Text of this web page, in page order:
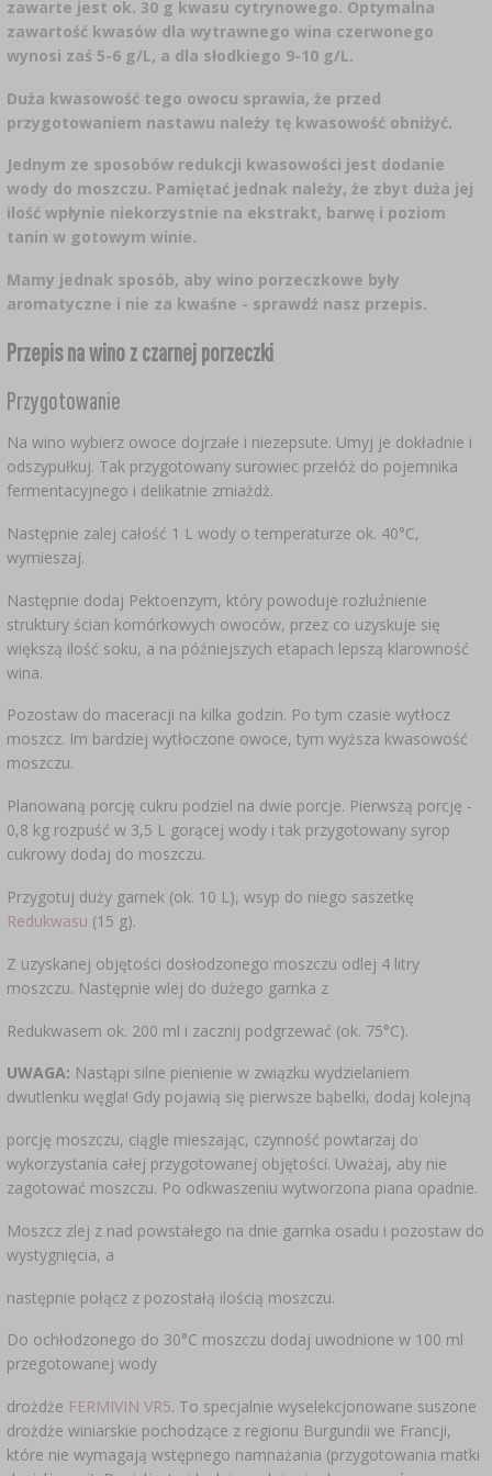
SUBSTANCJE ŻELUJĄCE DŻEMY
ZESTAWY SERWOWARSKIE
DEKORACJE CUKIERNICZE I PRODUKTY DO
PIECZENIA
GARNKI I FORMY RZYMSKIE
MASZYNKI DO MIELENIA
PAKOWANIE PRÓŻNIOWE ›
AKCESORIA DO PEKLOWANIA ›
APLIKATORY, ZACISKARKI
NICI, SZNURKI, SIATKI
OSŁONKI
JELITA
PEKLE, MARYNATY I ZIOŁA ›
KULTURY BAKTERII
LITERATURA WĘDLINIARSTWO
AROMATY DYMU WĘDZARNICZEGO
DROŻDŻE WINIARSKIE
ŚRODKI DODATKOWE ›
PRASY
ROZDRABNIARKI
FILTROWANIE ›
AKCESORIA WINIARSKIE ›
GĄSIORY ›
REGAŁY
LITERATURA
BADANIA WINA
ETYKIETY
DODATKI AROMATYZUJĄCE I PRZYPRAWY
LITERATURA
WĘDZENIE I GRILLOWANIE
KULTURY BAKTERII
JOGURTOWNICE
PRZYPRAWY
RURKI FERMENTACYJNE
AKCESORIA PIWOWARSKIE
KAPSLE
KAPSLOWNICE
BUTELKI
BADANIA PIWA
BECZKI I WORKI ›
KAMIONKA
SOKOWNIKI
BUTELKI
SZYBKOWARY
SUSZARKI DO ŻYWNOŚCI
LEJKI
ETYKIETY
ZACISKARKI
ZAKRĘTKI
BECZKI I KARAFKI
DROŻDŻE GORZELNICZE
WĘGIEL AKTYWNY
ETYKIETY
BADANIA ALKOHOLU
DOMKI I KARMNIKI
NACZYNIA ŻELIWNE
PRZECHOWYWANIE
MŁYNKI I MOŹDZIERZE ›
GADŻETY DOMOWE
zawarte jest ok. 30 g kwasu cytrynowego. Optymalna
zawartość kwasów dla wytrawnego wina czerwonego
wynosi zaś 5-6 g/L, a dla słodkiego 9-10 g/L.
Duża kwasowość tego owocu sprawia, że przed
przygotowaniem nastawu należy tę kwasowość obniżyć.
Jednym ze sposobów redukcji kwasowości jest dodanie
wody do moszczu. Pamiętać jednak należy, że zbyt duża jej
ilość wpłynie niekorzystnie na ekstrakt, barwę i poziom
tanin w gotowym winie.
Mamy jednak sposób, aby wino porzeczkowe były
aromatyczne i nie za kwaśne - sprawdź nasz przepis.
Przepis na wino z czarnej porzeczki
Przygotowanie
Na wino wybierz owoce dojrzałe i niezepsute. Umyj je dokładnie i
odszypułkuj. Tak przygotowany surowiec przełóż do pojemnika
fermentacyjnego i delikatnie zmiażdż.
Następnie zalej całość 1 L wody o temperaturze ok. 40°C,
wymieszaj.
Następnie dodaj Pektoenzym, który powoduje rozluźnienie
struktury ścian komórkowych owoców, przez co uzyskuje się
większą ilość soku, a na późniejszych etapach lepszą klarowność
wina.
Pozostaw do maceracji na kilka godzin. Po tym czasie wytłocz
moszcz. Im bardziej wytłoczone owoce, tym wyższa kwasowość
moszczu.
Planowaną porcję cukru podziel na dwie porcje. Pierwszą porcję -
0,8 kg rozpuść w 3,5 L gorącej wody i tak przygotowany syrop
cukrowy dodaj do moszczu.
Przygotuj duży garnek (ok. 10 L), wsyp do niego saszetkę
Redukwasu (15 g).
Z uzyskanej objętości dosłodzonego moszczu odlej 4 litry
moszczu. Następnie wlej do dużego garnka z
Redukwasem ok. 200 ml i zacznij podgrzewać (ok. 75°C).
UWAGA: Nastąpi silne pienienie w związku wydzielaniem
dwutlenku węgla! Gdy pojawią się pierwsze bąbelki, dodaj kolejną
porcję moszczu, ciągle mieszając, czynność powtarzaj do
wykorzystania całej przygotowanej objętości. Uważaj, aby nie
zagotować moszczu. Po odkwaszeniu wytworzona piana opadnie.
Moszcz zlej z nad powstałego na dnie garnka osadu i pozostaw do
wystygnięcia, a
następnie połącz z pozostałą ilością moszczu.
Do ochłodzonego do 30°C moszczu dodaj uwodnione w 100 ml
przegotowanej wody
drożdże FERMIVIN VR5. To specjalnie wyselekcjonowane suszone
drożdże winiarskie pochodzące z regionu Burgundii we Francji,
które nie wymagają wstępnego namnażania (przygotowania matki